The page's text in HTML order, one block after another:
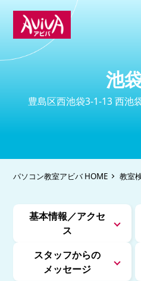
池
豊島区西池袋3-1-13 西池
パソコン教室アビバ HOME 教室
基本情報／アクセ
ス
スタッフからの
メッセージ